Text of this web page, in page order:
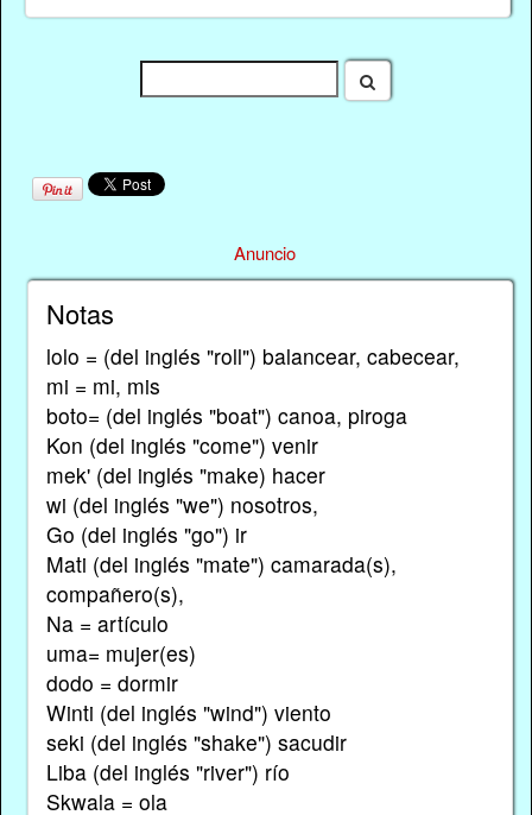
Anuncio
Notas
lolo = (del inglés "roll") balancear, cabecear,
mi = mi, mis
boto= (del inglés "boat") canoa, piroga
Kon (del inglés "come") venir
mek' (del inglés "make) hacer
wi (del inglés "we") nosotros,
Go (del inglés "go") ir
Mati (del inglés "mate") camarada(s),
compañero(s),
Na = artículo
uma= mujer(es)
dodo = dormir
Winti (del inglés "wind") viento
seki (del inglés "shake") sacudir
Liba (del inglés "river") río
Skwala = ola